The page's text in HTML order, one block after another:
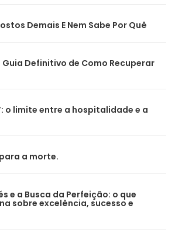
Demais E Nem Sabe Por Quê
Definitivo de Como Recuperar
o limite entre a hospitalidade e a
a morte.
e a Busca da Perfeição: o que
sobre excelência, sucesso e